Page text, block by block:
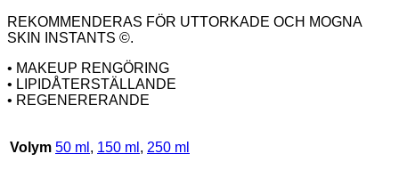
REKOMMENDERAS FÖR UTTORKADE OCH MOGNA
SKIN INSTANTS ©.
• MAKEUP RENGÖRING
• LIPIDÅTERSTÄLLANDE
• REGENERERANDE
Volym 50 ml , 150 ml , 250 ml